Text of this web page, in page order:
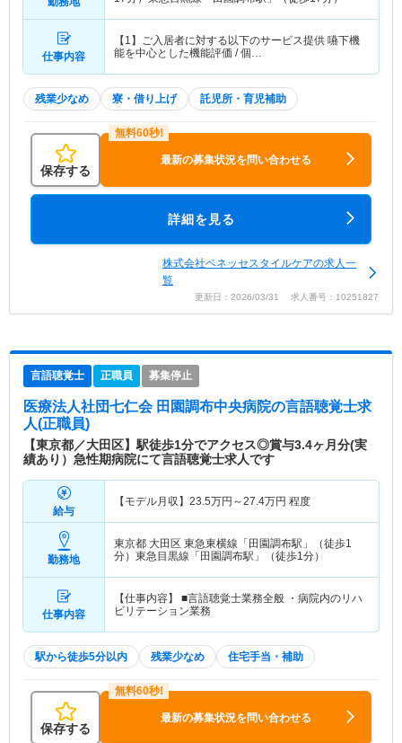
仕事内容
【1】ご入居者に対する以下のサービス提供 嚥下機
能を中心とした機能評価 / 個…
残業少なめ 寮・借り上げ 託児所・育児補助
保存する
最新の募集状況を問い合わせる
詳細を見る
株式会社ベネッセスタイルケアの求人一
覧
更新日：2026/03/31 求人番号：10251827
言語聴覚士 正職員 募集停止
医療法人社団七仁会 田園調布中央病院の言語聴覚士求
人(正職員)
【東京都／大田区】駅徒歩1分でアクセス◎賞与3.4ヶ月分(実
績あり）急性期病院にて言語聴覚士求人です
給与
【モデル月収】 23.5万円～27.4万円 程度
勤務地
東京都 大田区 東急東横線「田園調布駅」（徒歩1
分）東急目黒線「田園調布駅」（徒歩1分）
仕事内容
【仕事内容】 ■言語聴覚士業務全般 ・病院内のリハ
ビリテーション業務
駅から徒歩5分以内 残業少なめ 住宅手当・補助
保存する
最新の募集状況を問い合わせる